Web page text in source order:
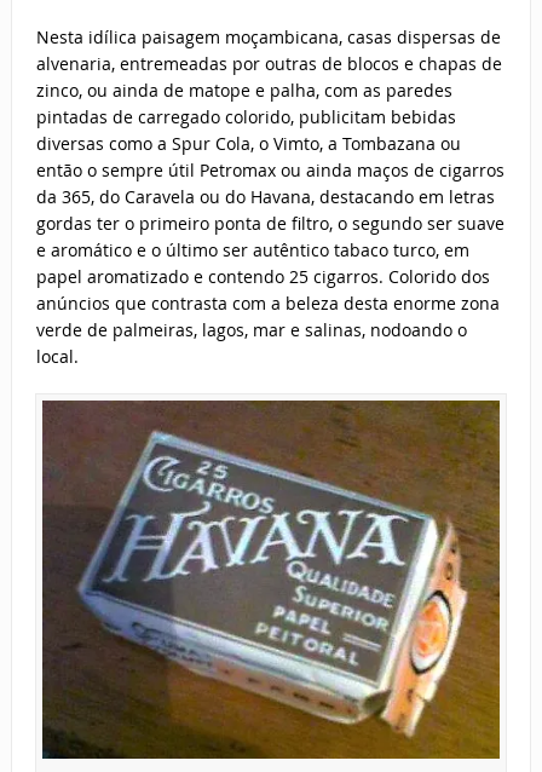
Nesta idílica paisagem moçambicana, casas dispersas de
alvenaria, entremeadas por outras de blocos e chapas de
zinco, ou ainda de matope e palha, com as paredes
pintadas de carregado colorido, publicitam bebidas
diversas como a Spur Cola, o Vimto, a Tombazana ou
então o sempre útil Petromax ou ainda maços de cigarros
da 365, do Caravela ou do Havana, destacando em letras
gordas ter o primeiro ponta de filtro, o segundo ser suave
e aromático e o último ser autêntico tabaco turco, em
papel aromatizado e contendo 25 cigarros. Colorido dos
anúncios que contrasta com a beleza desta enorme zona
verde de palmeiras, lagos, mar e salinas, nodoando o
local.